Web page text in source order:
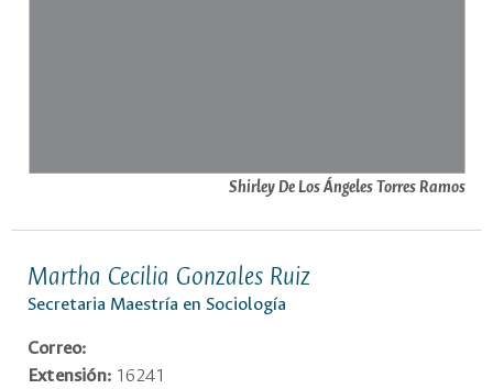
Shirley De Los Ángeles Torres Ramos
Martha Cecilia Gonzales Ruiz
Secretaria Maestría en Sociología
Correo:
Extensión: 16241